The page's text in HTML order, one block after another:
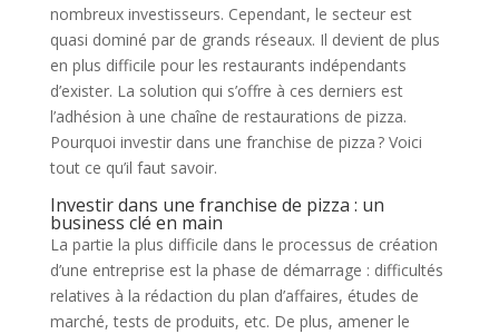
nombreux investisseurs. Cependant, le secteur est
quasi dominé par de grands réseaux. Il devient de plus
en plus difficile pour les restaurants indépendants
d’exister. La solution qui s’offre à ces derniers est
l’adhésion à une chaîne de restaurations de pizza.
Pourquoi investir dans une franchise de pizza ? Voici
tout ce qu’il faut savoir.
Investir dans une franchise de pizza : un
business clé en main
La partie la plus difficile dans le processus de création
d’une entreprise est la phase de démarrage : difficultés
relatives à la rédaction du plan d’affaires, études de
marché, tests de produits, etc. De plus, amener le